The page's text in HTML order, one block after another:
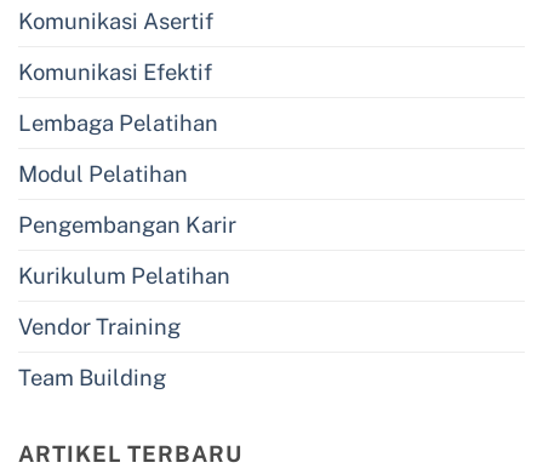
Komunikasi Asertif
Komunikasi Efektif
Lembaga Pelatihan
Modul Pelatihan
Pengembangan Karir
Kurikulum Pelatihan
Vendor Training
Team Building
ARTIKEL TERBARU